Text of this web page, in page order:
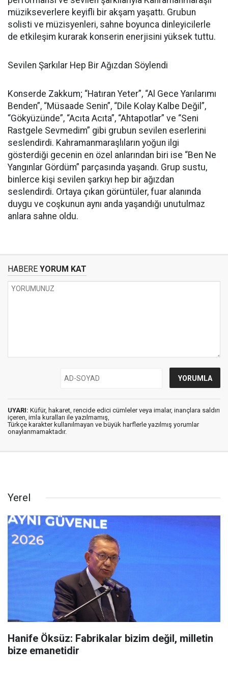
müzikseverlere keyifli bir akşam yaşattı. Grubun
solisti ve müzisyenleri, sahne boyunca dinleyicilerle
de etkileşim kurarak konserin enerjisini yüksek tuttu.
Sevilen Şarkılar Hep Bir Ağızdan Söylendi
Konserde Zakkum; “Hatıran Yeter”, “Al Gece Yarılarımı
Benden”, “Müsaade Senin”, “Dile Kolay Kalbe Değil”,
“Gökyüzünde”, “Acıta Acıta”, “Ahtapotlar” ve “Seni
Rastgele Sevmedim” gibi grubun sevilen eserlerini
seslendirdi. Kahramanmaraşlıların yoğun ilgi
gösterdiği gecenin en özel anlarından biri ise “Ben Ne
Yangınlar Gördüm” parçasında yaşandı. Grup sustu,
binlerce kişi sevilen şarkıyı hep bir ağızdan
seslendirdi. Ortaya çıkan görüntüler, fuar alanında
duygu ve coşkunun aynı anda yaşandığı unutulmaz
anlara sahne oldu.
HABERE YORUM KAT
UYARI: Küfür, hakaret, rencide edici cümleler veya imalar, inançlara saldırı
içeren, imla kuralları ile yazılmamış,
Türkçe karakter kullanılmayan ve büyük harflerle yazılmış yorumlar
onaylanmamaktadır.
Yerel
Hanife Öksüz: Fabrikalar bizim değil, milletin
bize emanetidir